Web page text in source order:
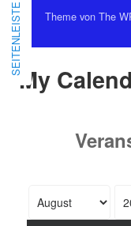
My
Monat
Jahr
SEITENLEISTE Theme von The